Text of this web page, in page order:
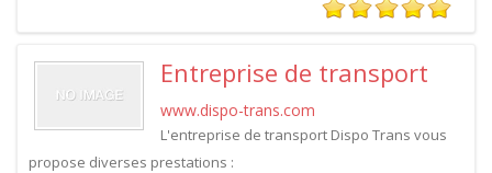
Entreprise de transport
www.dispo-trans.com
L'entreprise de transport Dispo Trans vous
propose diverses prestations :